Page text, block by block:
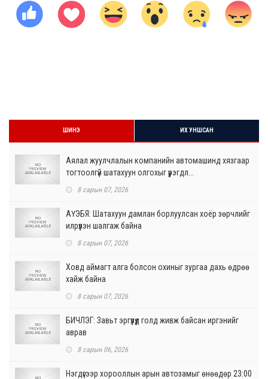
ШИНЭ ИХ УНШСАН
Аялал жуулчлалын компанийн автомашинд хязгаар
тогтоолгүй шатахуун олгохыг үүрэгдл...
8 сарын 07, 2026
АҮЭБЯ: Шатахуун дамлан борлуулсан хоёр зөрчлийг
илрүүлэн шалгаж байна
8 сарын 07, 2026
Ховд аймагт алга болсон охиныг зургаа дахь өдрөө
хайж байна
8 сарын 07, 2026
БИЧЛЭГ: Завьт эргүүлүүд голд живж байсан иргэнийг
аврав
8 сарын 06, 2026
Нэгдүгээр хорооллын арын автозамыг өнөөдөр 23:00